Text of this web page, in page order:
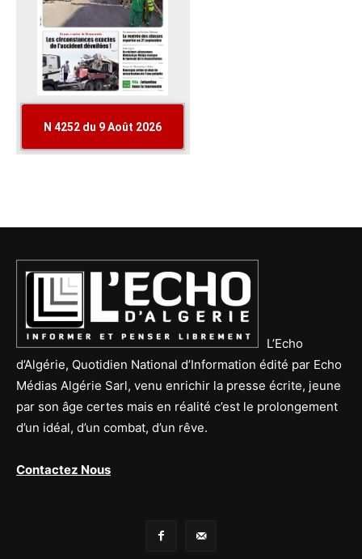
L’Echo
d’Algérie, Quotidien National d’Information édité par Echo
Médias Algérie Sarl, venu enrichir la presse écrite, jeune
par son âge certes mais en réalité c’est le prolongement
d’un idéal, d’un combat, d’un rêve.
Contactez Nous